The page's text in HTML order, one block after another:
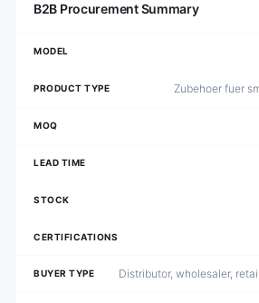
B2B Procurement Summary
MODEL
PRODUCT TYPE Zubehoer fuer
MOQ
LEAD TIME
STOCK
CERTIFICATIONS
BUYER TYPE Distributor, wholesaler,